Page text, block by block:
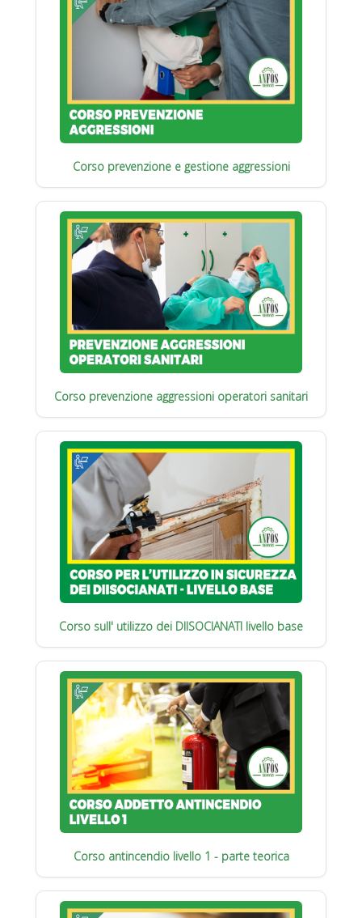
Corso prevenzione e gestione aggressioni
Corso prevenzione aggressioni operatori sanitari
Corso sull' utilizzo dei DIISOCIANATI livello base
Corso antincendio livello 1 - parte teorica